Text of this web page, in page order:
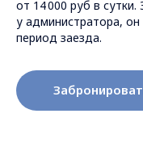
от 14 000 руб в
у администратора,
период заезда.